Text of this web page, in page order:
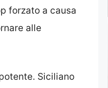
forzato a causa
alle
Siciliano